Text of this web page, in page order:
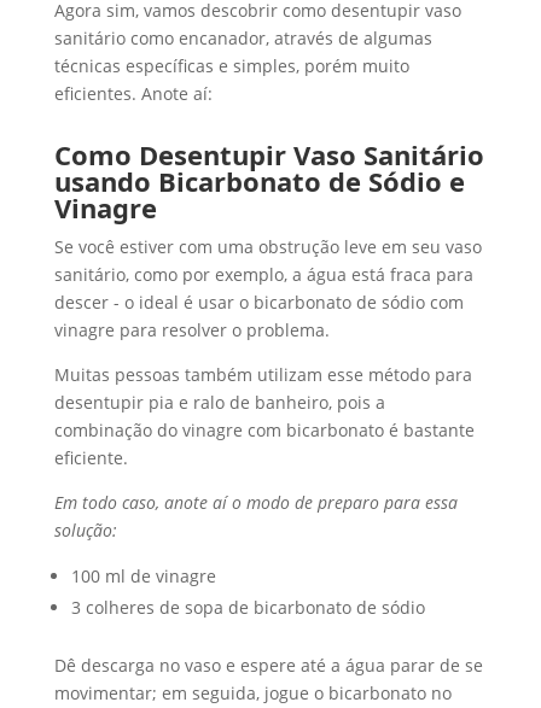
Agora sim, vamos descobrir como desentupir vaso
sanitário como encanador, através de algumas
técnicas específicas e simples, porém muito
eficientes. Anote aí:
Como Desentupir Vaso Sanitário
usando Bicarbonato de Sódio e
Vinagre
Se você estiver com uma obstrução leve em seu vaso
sanitário, como por exemplo, a água está fraca para
descer - o ideal é usar o bicarbonato de sódio com
vinagre para resolver o problema.
Muitas pessoas também utilizam esse método para
desentupir pia e ralo de banheiro, pois a
combinação do vinagre com bicarbonato é bastante
eficiente.
Em todo caso, anote aí o modo de preparo para essa
solução:
100 ml de vinagre
3 colheres de sopa de bicarbonato de sódio
Dê descarga no vaso e espere até a água parar de se
movimentar; em seguida, jogue o bicarbonato no